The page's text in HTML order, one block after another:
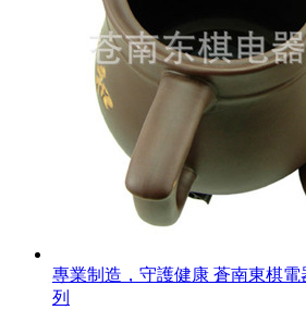
專業制造，守護健康 蒼南東棋
列